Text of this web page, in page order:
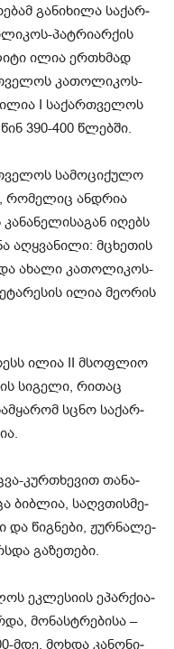
გა­ნი­ხი­ლა სა­ქარ­
პატ­რი­არ­ქის
ილია ერ­თხმად
კა­თო­ლი­კოს-
I სა­ქარ­თვე­ლოს
390-400 წლებ­ში.
სა­მო­ცი­ქუ­ლო
რო­მე­ლიც ან­დრია
იღებს
აღყ­ვა­ნი­ლი: მცხე­თის
ახა­ლი კა­თო­ლი­კოს-
ილია მე­ო­რის
ილია II მსოფ­ლიო
სი­გე­ლი, რი­თაც
სცნო სა­ქარ­
კურ­თხე­ვით თა­ნა­
ბიბ­ლია, საღვთის­მე­
და წიგ­ნე­ბი, ჟურ­ნა­ლე­
გა­ზე­თე­ბი.
ეკ­ლე­სი­ის ეპარ­ქი­ა­
მო­ნას­ტრე­ბი­სა –
მდე. მოხ­და კა­ნო­ნი­